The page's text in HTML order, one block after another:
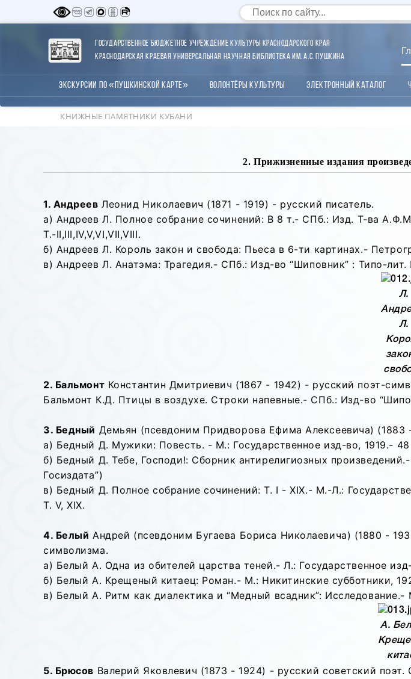
Государственное бюджетное учреждение культуры Краснодарского края
Краснодарская краевая универсальная научная библиотека им. А.С. Пушкина
Экскурсии по «Пушкинской карте» Волонтёры Культуры Электронный каталог
КНИЖНЫЕ ПАМЯТНИКИ КУБАНИ
2. Прижизненные издания
1. Андреев Леонид Николаевич (1871 - 1919) - русский писатель.
а) Андреев Л. Полное собрание сочинений: В 8 т.- СПб.: Изд. Т-ва
Т.-II,III,IV,V,VI,VII,VIII.
б) Андреев Л. Король закон и свобода: Пьеса в 6-ти картинах.-
в) Андреев Л. Анатэма: Трагедия.- СПб.: Изд-во “Шиповник” : Типо-лит.
Л.
Л.
2. Бальмонт Константин Дмитриевич (1867 - 1942) - русский поэт-
Бальмонт К.Д. Птицы в воздухе. Строки напевные.- СПб.: Изд-во
3. Бедный Демьян (псевдоним Придворова Ефима Алексеевича) (1883
а) Бедный Д. Мужики: Повесть. - М.: Государственное изд-во, 1919.- 48
б) Бедный Д. Тебе, Господи!: Сборник антирелигиозных
Госиздата”)
в) Бедный Д. Полное собрание сочинений: Т. I - XIX.- М.-Л.:
Т. V, XIX.
4. Белый Андрей (псевдоним Бугаева Бориса Николаевича) (1880 -
символизма.
а) Белый А. Одна из обителей царства теней.- Л.: Государственное
б) Белый А. Крещеный китаец: Роман.- М.: Никитинские субботники,
в) Белый А. Ритм как диалектика и “Медный всадник”:
А.
5. Брюсов Валерий Яковлевич (1873 - 1924) - русский советский